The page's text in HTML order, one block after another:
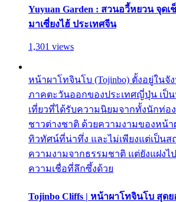
Yuyuan Garden : สวนอวี้หยวน จุด
มาเซี่ยงไฮ้ ประเทศจีน
1,301 views
หน้าผาโทจินโบ (Tojinbo) ตั้งอยู่ในจั
ภาคตะวันออกของประเทศญี่ปุ่น เป็
เที่ยวที่ได้รับความนิยมจากทั้งนักท่อ
ชาวต่างชาติ ด้วยความงามของหน้
ทิวทัศน์ที่น่าทึ่ง และไม่เพียงแต่เป็นส
ความงามจากธรรมชาติ แต่ยังแฝงไ
ความเชื่อที่ลึกซึ้งด้วย
Tojinbo Cliffs | หน้าผาโทจินโบ สุด